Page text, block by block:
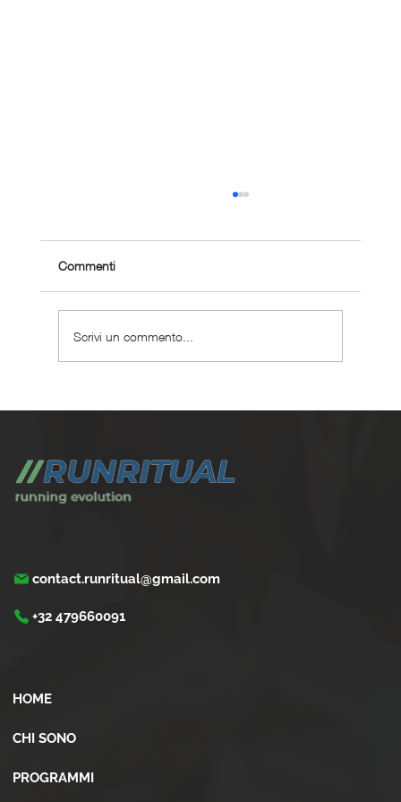
Commenti
Scrivi un commento...
contact.runritual@gmail.com
+32 479660091
HOME
CHI SONO
PROGRAMMI